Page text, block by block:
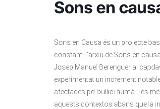
Sons en
Sons en Causa és un projecte
constant, l’arxiu de Sons en
Josep Manuel Berenguer al
experimentat un increment
afectades pel bullici humà i les
aquests contextos abans que la